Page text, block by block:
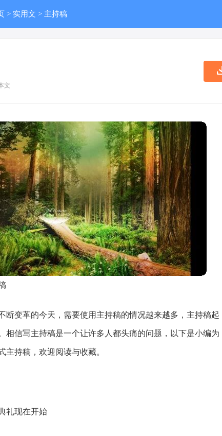
> 实用文 > 主持稿
文
断变革的今天，需要使用主持稿的情况越来越多，主持稿起
相信写主持稿是一个让许多人都头痛的问题，以下是小编为
主持稿，欢迎阅读与收藏。
礼现在开始